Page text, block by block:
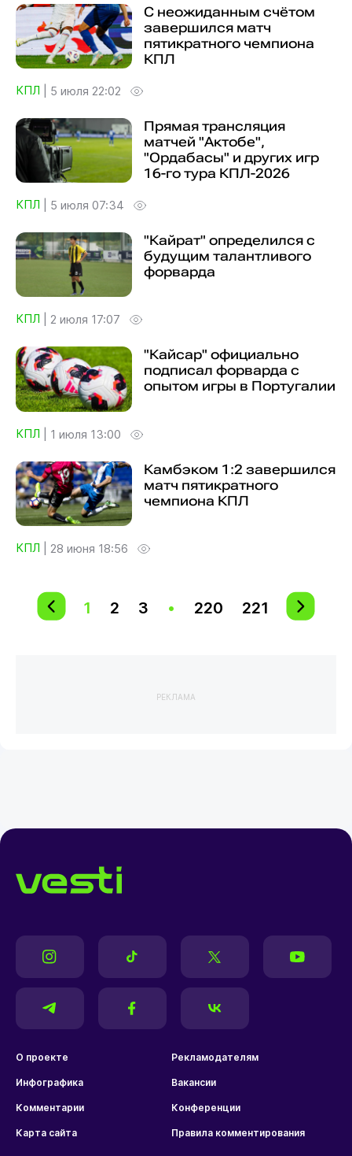
С неожиданным счётом
завершился матч
пятикратного чемпиона
КПЛ
КПЛ 5 июля 22:02
Прямая трансляция
матчей "Актобе",
"Ордабасы" и других игр
16-го тура КПЛ-2026
КПЛ 5 июля 07:34
"Кайрат" определился с
будущим талантливого
форварда
КПЛ 2 июля 17:07
"Кайсар" официально
подписал форварда с
опытом игры в Португалии
КПЛ 1 июля 13:00
Камбэком 1:2 завершился
матч пятикратного
чемпиона КПЛ
КПЛ 28 июня 18:56
1 2 3 • 220 221
РЕКЛАМА
О проекте Рекламодателям
Инфографика Вакансии
Комментарии Конференции
Карта сайта Правила комментирования